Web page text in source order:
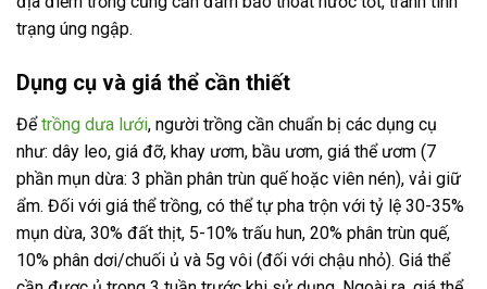
trạng úng ngập.
Dụng cụ và giá thể cần thiết
Đểtrồng dưa lưới, người trồng cần chuẩn bị các dụng cụ
như: dây leo, giá đỡ, khay ươm, bầu ươm, giá thể ươm (7
phần mụn dừa: 3 phần phân trùn quế hoặc viên nén), vải giữ
ẩm. Đối với giá thể trồng, có thể tự pha trộn với tỷ lệ 30-35%
mụn dừa, 30% đất thịt, 5-10% trấu hun, 20% phân trùn quế,
10% phân dơi/chuối ủ và 5g vôi (đối với chậu nhỏ). Giá thể